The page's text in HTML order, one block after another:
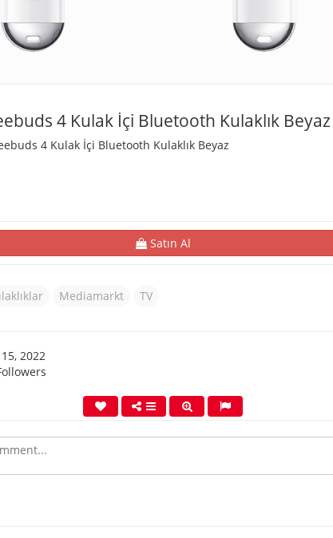
4 Kulak İçi Bluetooth Kulaklık Beyaz
4 Kulak İçi Bluetooth Kulaklık Beyaz
Satın Al
Mediamarkt TV
15, 2022